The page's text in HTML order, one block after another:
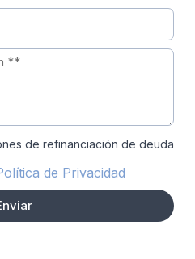
de refinanciación de deuda
de Privacidad